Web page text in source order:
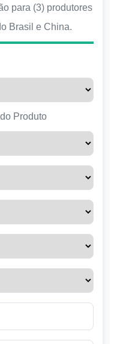
para (3) produtores
Brasil e China.
Produto